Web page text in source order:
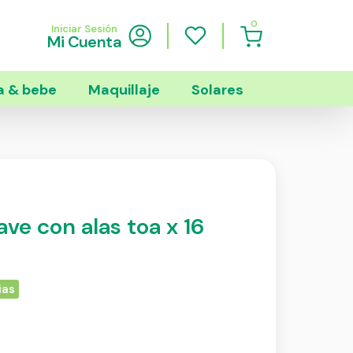
Iniciar Sesión
Mi Cuenta
0
& bebe Maquillaje Solares
con alas toa x 16